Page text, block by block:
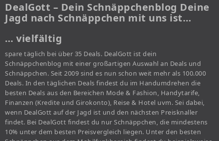
DealGott – Dein Schnäppchenblog Deine
Jagd nach Schnäppchen mit uns ist…
… vielfältig
spare täglich bei über 35 Deals. DealGott ist dein
Schnäppchenblog mit einer großartigen Auswahl an Deals und
Schnäppchen. Seit 2009 sind es nun schon weit mehr als 100.000
Deals. In den täglichen Deals findest du im Handumdrehen die
besten Deals aus den Bereichen Mode & Fashion, Handytarife,
Finanzen (Kredite und Girokonto), Reise & Hotel uvm. Sei dabei,
wenn DealGott auf der Jagd ist und den nächsten Preisknaller
findet. Bei DealGott findest du nur Schnäppchen, die mindestens
10% unter dem besten Preisvergleich liegen. Unter den besten